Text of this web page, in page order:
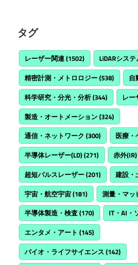
タグ
レーザー関連(1502) LiDARシス
精密計測・メトロロジー(538) 自
科学研究・分光・分析(344) レー
製造・オートメーション(324)
通信・ネットワーク (300) 医療・
半導体レーザー(LD)(271) 赤外
超短パルスレーザー(201) 建設・
宇宙・航空宇宙(181) 測量・マッ
半導体製造・検査(170) IT・AI・
エンタメ・アート (145)
バイオ・ライフサイエンス (142)